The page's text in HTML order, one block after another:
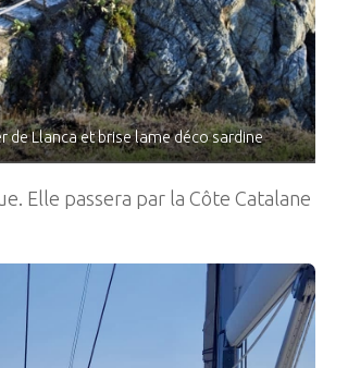
de Llanca et brise lame déco sardine
Elle passera par la Côte Catalane